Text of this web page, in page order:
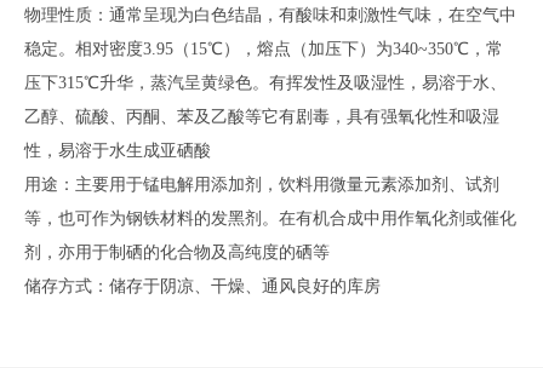
物理性质：通常呈现为白色结晶，有酸味和刺激性气味，在空气中
稳定。相对密度3.95（15℃），熔点（加压下）为340~350℃，常
压下315℃升华，蒸汽呈黄绿色。有挥发性及吸湿性，易溶于水、
乙醇、硫酸、丙酮、苯及乙酸等它有剧毒，具有强氧化性和吸湿
性，易溶于水生成亚硒酸
用途：主要用于锰电解用添加剂，饮料用微量元素添加剂、试剂
等，也可作为钢铁材料的发黑剂。在有机合成中用作氧化剂或催化
剂，亦用于制硒的化合物及高纯度的硒等
储存方式：储存于阴凉、干燥、通风良好的库房